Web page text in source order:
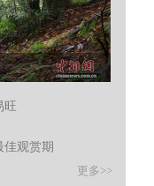
旺
佳观赏期
更多>>